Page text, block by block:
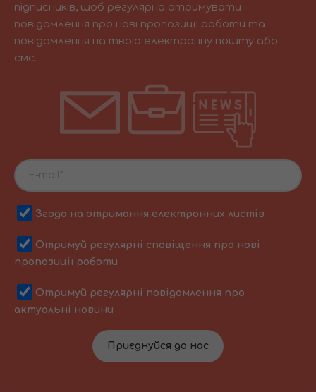
підписників, щоб регулярно отримувати
повідомлення про нові пропозиції роботи та
повідомлення на твою електронну пошту або
смс.
Згода на отримання електронних листів
Отримуй регулярні сповіщення про нові
пропозиції роботи
Отримуй регулярні повідомлення про
актуальні новини
Приєднуйся до нас